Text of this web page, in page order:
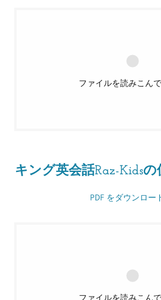
ファイルを読みこん
キング英会話Raz-Kids
PDF をダウンロー
ファイルを読みこん